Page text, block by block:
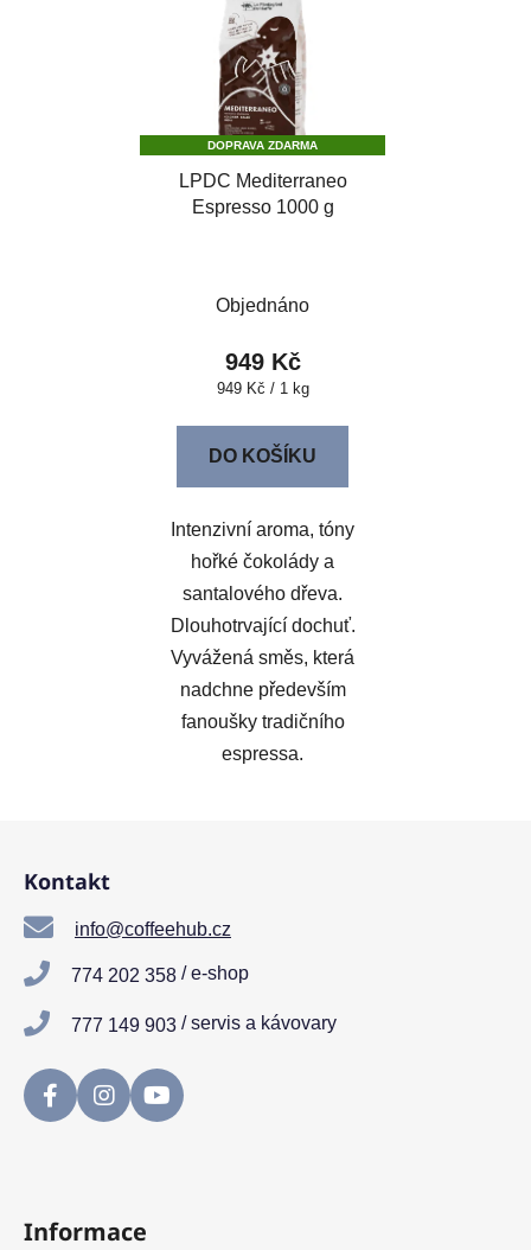
DOPRAVA ZDARMA
LPDC Mediterraneo
Espresso 1000 g
Objednáno
949 Kč
Měrná
949 Kč / 1 kg
DO KOŠÍKU
Intenzivní aroma, tóny
hořké čokolády a
santalového dřeva.
Dlouhotrvající dochuť.
Vyvážená směs, která
nadchne především
fanoušky tradičního
espressa.
Kontakt
info@coffeehub.cz
774 202 358 / e-shop
777 149 903 / servis a kávovary
Informace